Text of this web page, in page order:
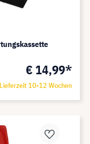
€ 14,99*
Lieferzeit 10-12 Wochen